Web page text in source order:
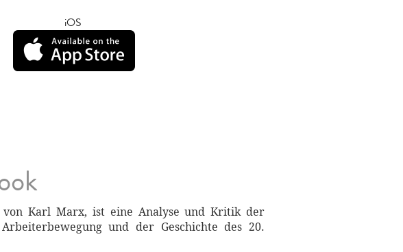
iOS
Karl Marx, ist eine Analyse und Kritik der
und der Geschichte des 20.